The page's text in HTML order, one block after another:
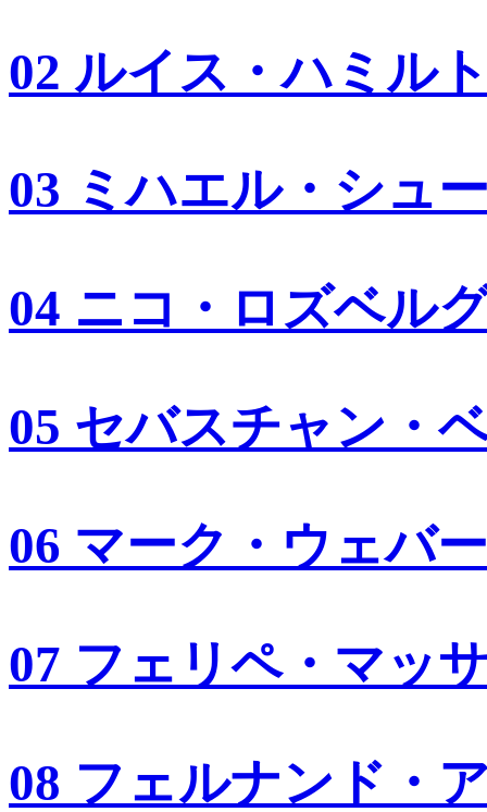
02 ルイス・ハミル
03 ミハエル・シュ
04 ニコ・ロズベル
05 セバスチャン・
06 マーク・ウェバー
07 フェリペ・マッ
08 フェルナンド・